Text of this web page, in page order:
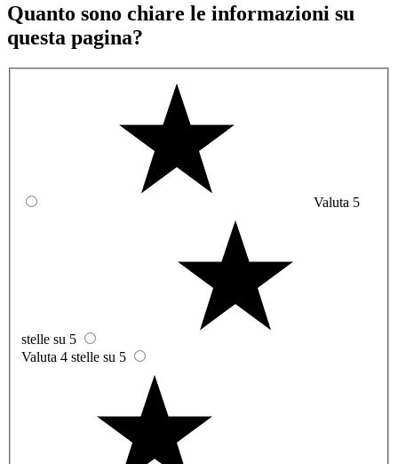
Quanto sono chiare le informazioni su
questa pagina?
Valuta 5
stelle su 5
Valuta 4 stelle su 5